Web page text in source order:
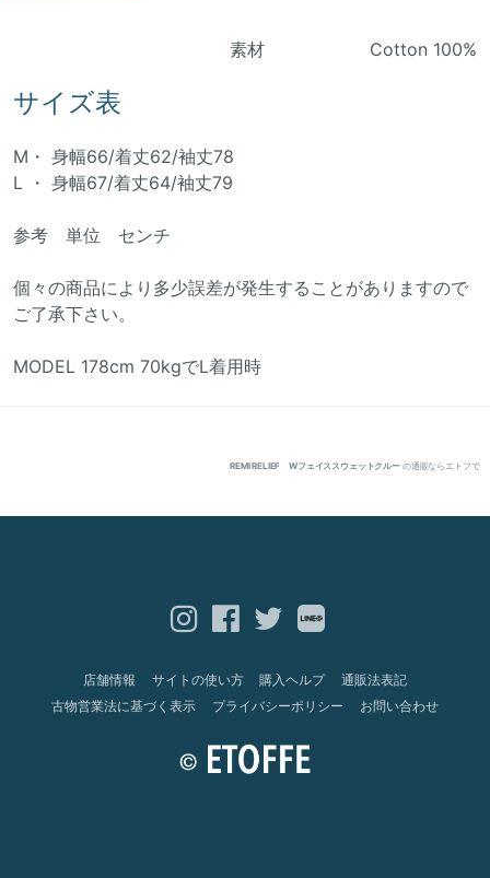
素材 Cotton 100%
サイズ表
M・ 身幅66/着丈62/袖丈78
L ・ 身幅67/着丈64/袖丈79
参考 単位 センチ
個々の商品により多少誤差が発生することがありますので
ご了承下さい。
MODEL 178cm 70kgでL着用時
REMI RELIEF Wフェイススウェットクルー の通販ならエトフで
店舗情報 サイトの使い方 購入ヘルプ
通販法表記
古物営業法に基づく表示
プライバシーポリシー お問い合わせ